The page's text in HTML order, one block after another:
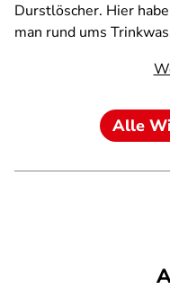
Durstlöscher. Hier
man rund ums
Alle